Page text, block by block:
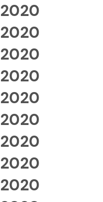
2020
2020
2020
2020
2020
2020
2020
2020
2020